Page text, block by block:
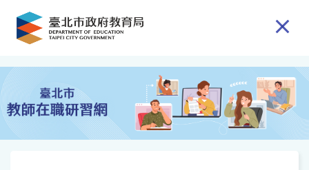
跳到主要內容